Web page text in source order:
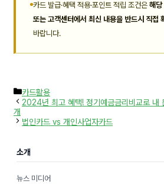
카드 발급·혜택 적용·포인트 적립 조건은 해당
또는 고객센터에서 최신 내용을 반드시 직접
바랍니다.
카
테
리
카드활용
2024년 최고 혜택! 정기예금금리비교로 내
개
법인카드 vs 개인사업자카드
소개
뉴스 미디어